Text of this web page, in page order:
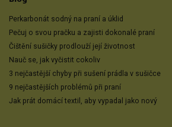
Perkarbonát sodný na praní a úklid
Pečuj o svou pračku a zajisti dokonalé praní
Čištění sušičky prodlouží její životnost
Nauč se, jak vyčistit cokoliv
3 nejčastější chyby při sušení prádla v sušičce
9 nejčastějších problémů při praní
Jak prát domácí textil, aby vypadal jako nový